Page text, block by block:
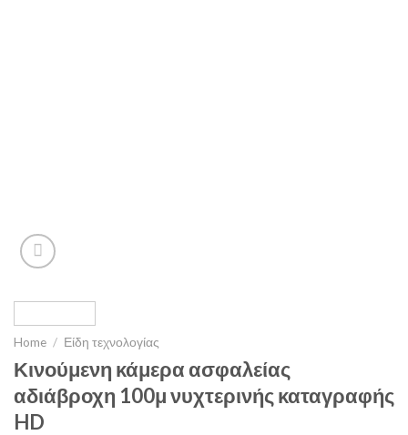
Home / Είδη τεχνολογίας
Κινούμενη κάμερα ασφαλείας
αδιάβροχη 100μ νυχτερινής καταγραφής
HD